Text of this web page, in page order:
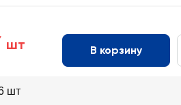
шт В корзину
шт